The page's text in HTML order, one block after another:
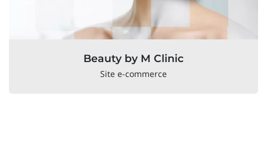
Beauty by M Clinic
Site e-commerce